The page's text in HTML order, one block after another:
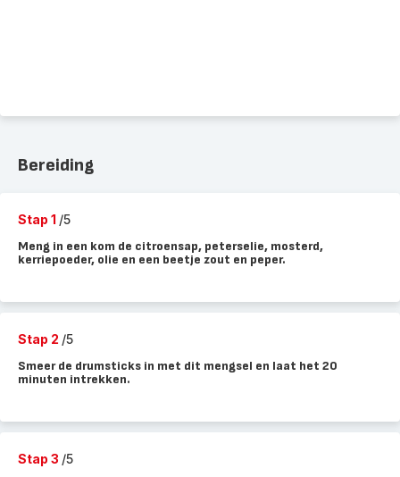
Bereiding
Stap 1 /5
Meng in een kom de citroensap, peterselie, mosterd,
kerriepoeder, olie en een beetje zout en peper.
Stap 2 /5
Smeer de drumsticks in met dit mengsel en laat het 20
minuten intrekken.
Stap 3 /5